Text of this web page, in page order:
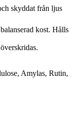
skyddat från ljus
kost. Hålls
Amylas, Rutin,